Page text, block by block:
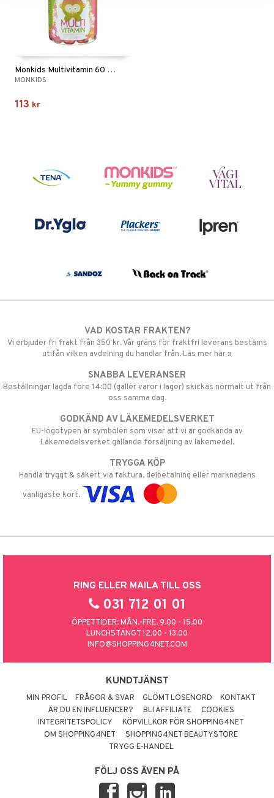
Monkids Multivitamin 60 tuggtabletter
MONKIDS
113 kr
VAD KOSTAR FRAKTEN?
Vi erbjuder fri frakt från 350 kr. Vår gräns för fraktfri leverans bestäms
utifån vilken avdelning du handlar från. Läs mer här »
SNABBA LEVERANSER
Beställningar lagda före 14:00 (gäller varor i lager) skickas normalt ut från
oss samma dag.
GODKÄND AV LÄKEMEDELSVERKET
EU-logotypen är symbolen som visar att vi är godkända av
Läkemedelsverket gällande försäljning av läkemedel.
TRYGGA KÖP
Handla tryggt & säkert via faktura, delbetalning eller marknadens
vanligaste kort.
RING ELLER MAILA TILL OSS
031 712 01 01
ÖPPETTIDER: MÅN.-FRE. 9.00 - 15.00
LUNCHSTÄNGT 12.00 - 13.00
INFO@SHOPPING4NET.COM
KUNDTJÄNST
MIN PROFIL FRÅGOR & SVAR GLÖMT LÖSENORD
KONTAKT
ÄR DU EN INFLUENCER?
BLI AFFILIATE
COOKIES
INTEGRITETSPOLICY
KÖPVILLKOR FÖR SHOPPING4NET
OM SHOPPING4NET
SHOPPING4NET BEAUTYSTORE
TRYGG E-HANDEL
FÖLJ OSS ÄVEN PÅ